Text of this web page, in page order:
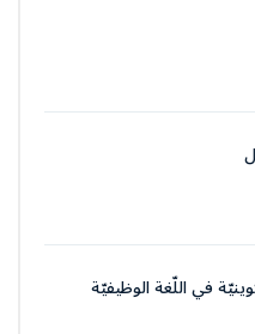
في اللّغة الوظيفيّة